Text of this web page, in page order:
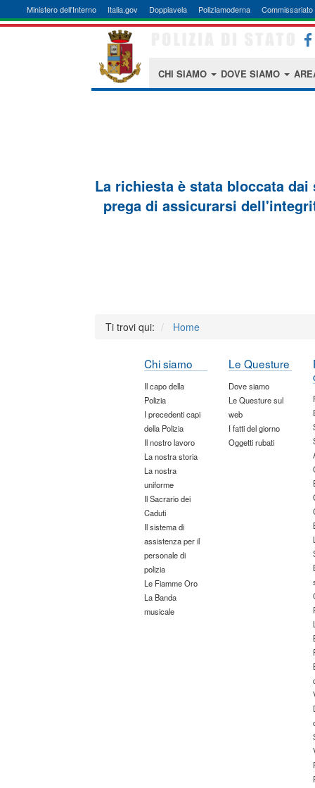
Ministero dell'Interno Italia.gov Doppiavela Poliziamoderna Commissariato
CHI SIAMO DOVE SIAMO
La richiesta è stata bloccata
prega di assicurarsi
Ti trovi qui: Home
Chi siamo
Il capo della
Polizia
I precedenti capi
della Polizia
Il nostro lavoro
La nostra storia
La nostra
uniforme
Il Sacrario dei
Caduti
Il sistema di
assistenza per il
personale di
polizia
Le Fiamme Oro
La Banda
musicale
Le Questure
Dove siamo
Le Questure sul
web
I fatti del giorno
Oggetti rubati